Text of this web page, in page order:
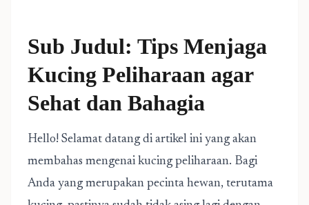
Sub Judul: Tips Menjaga
Kucing Peliharaan agar
Sehat dan Bahagia
Hello! Selamat datang di artikel ini yang akan
membahas mengenai kucing peliharaan. Bagi
Anda yang merupakan pecinta hewan, terutama